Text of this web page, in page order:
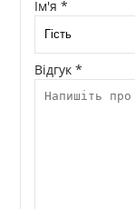
Ім'я *
Відгук *